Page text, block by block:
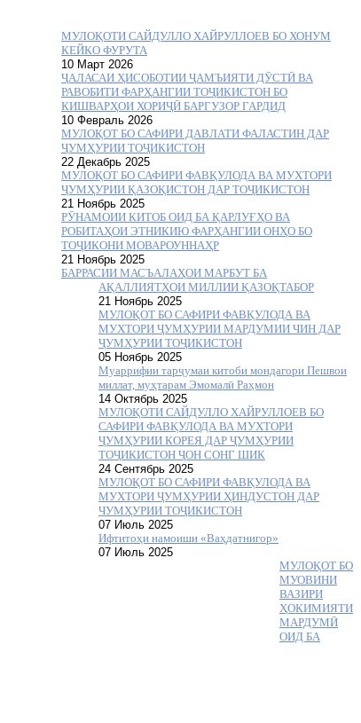
МУЛОҚОТИ САЙДУЛЛО ХАЙРУЛЛОЕВ БО ХОНУМ
КЕЙКО ФУРУТА
10 Март 2026
ҶАЛАСАИ ҲИСОБОТИИ ҶАМЪИЯТИ ДӮСТӢ ВА
РАВОБИТИ ФАРҲАНГИИ ТОҶИКИСТОН БО
КИШВАРҲОИ ХОРИҶӢ БАРГУЗОР ГАРДИД
10 Февраль 2026
МУЛОҚОТ БО САФИРИ ДАВЛАТИ ФАЛАСТИН ДАР
ҶУМҲУРИИ ТОҶИКИСТОН
22 Декабрь 2025
МУЛОҚОТ БО САФИРИ ФАВҚУЛОДА ВА МУХТОРИ
ҶУМҲУРИИ ҚАЗОҚИСТОН ДАР ТОҶИКИСТОН
21 Ноябрь 2025
РӮНАМОИИ КИТОБ ОИД БА ҚАРЛУҒҲО ВА
РОБИТАҲОИ ЭТНИКИЮ ФАРҲАНГИИ ОНҲО БО
ТОҶИКОНИ МОВАРОУННАҲР
21 Ноябрь 2025
БАРРАСИИ МАСЪАЛАҲОИ МАРБУТ БА
АҚАЛЛИЯТҲОИ МИЛЛИИ ҚАЗОҚТАБОР
21 Ноябрь 2025
МУЛОҚОТ БО САФИРИ ФАВҚУЛОДА ВА
МУХТОРИ ҶУМҲУРИИ МАРДУМИИ ЧИН ДАР
ҶУМҲУРИИ ТОҶИКИСТОН
05 Ноябрь 2025
Муаррифии тарҷумаи китоби мондагори Пешвои
миллат, муҳтарам Эмомалӣ Раҳмон
14 Октябрь 2025
МУЛОҚОТИ САЙДУЛЛО ХАЙРУЛЛОЕВ БО
САФИРИ ФАВҚУЛОДА ВА МУХТОРИ
ҶУМҲУРИИ КОРЕЯ ДАР ҶУМҲУРИИ
ТОҶИКИСТОН ҶОН СОНГ ШИК
24 Сентябрь 2025
МУЛОҚОТ БО САФИРИ ФАВҚУЛОДА ВА
МУХТОРИ ҶУМҲУРИИ ҲИНДУСТОН ДАР
ЧУМҲУРИИ ТОҶИКИСТОН
07 Июль 2025
Ифтитоҳи намоиши «Ваҳдатнигор»
07 Июль 2025
МУЛОҚОТ БО
МУОВИНИ
ВАЗИРИ
ҲОКИМИЯТИ
МАРДУМӢ
ОИД БА